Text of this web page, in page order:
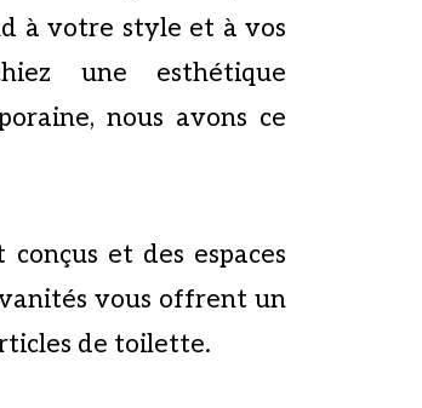
à votre style et à vos
une esthétique
nous avons ce
et des espaces
vous offrent un
de toilette.